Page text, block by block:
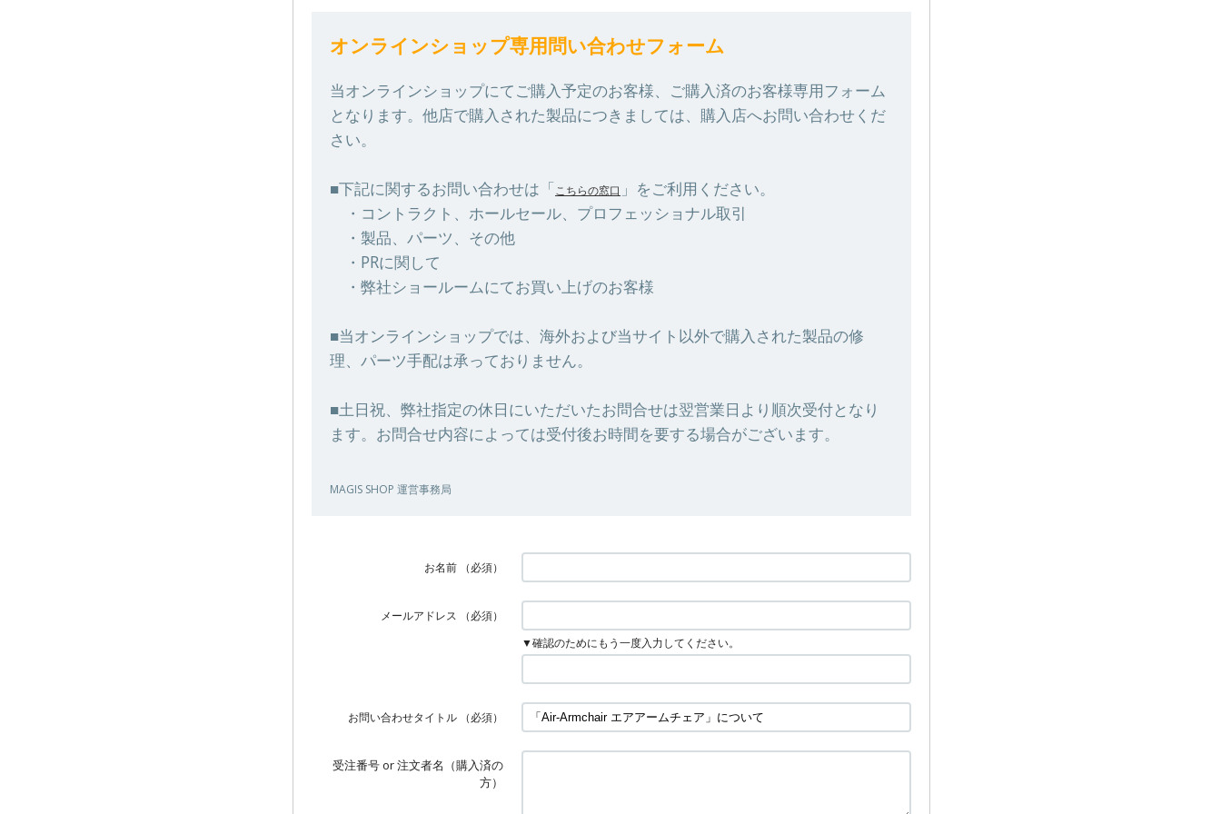
オンラインショップ専用問い合わせフォーム
当オンラインショップにてご購入予定のお客様、ご購入済のお客様専用フォーム
となります。他店で購入された製品につきましては、購入店へお問い合わせくだ
さい。
■下記に関するお問い合わせは「こちらの窓口 」をご利用ください。
・コントラクト、ホールセール、プロフェッショナル取引
・製品、パーツ、その他
・PRに関して
・弊社ショールームにてお買い上げのお客様
■当オンラインショップでは、海外および当サイト以外で購入された製品の修
理、パーツ手配は承っておりません。
■土日祝、弊社指定の休日にいただいたお問合せは翌営業日より順次受付となり
ます。お問合せ内容によっては受付後お時間を要する場合がございます。
MAGIS SHOP 運営事務局
お名前 （必須）
メールアドレス
（必須）
▼確認のためにもう一度入力してください。
お問い合わせタイトル （必須）
受注番号 or 注文者名（購入済の
方）